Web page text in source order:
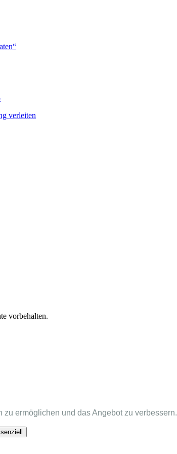
verleiten
vorbehalten.
ermöglichen und das Angebot zu verbessern.